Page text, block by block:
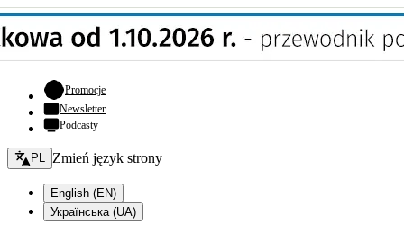
Promocje- otwiera się w nowej karcie
Newsletter
Podcasty
Zmień język - bieżący:
PL Zmień język strony
English (EN)
Українська (UA)